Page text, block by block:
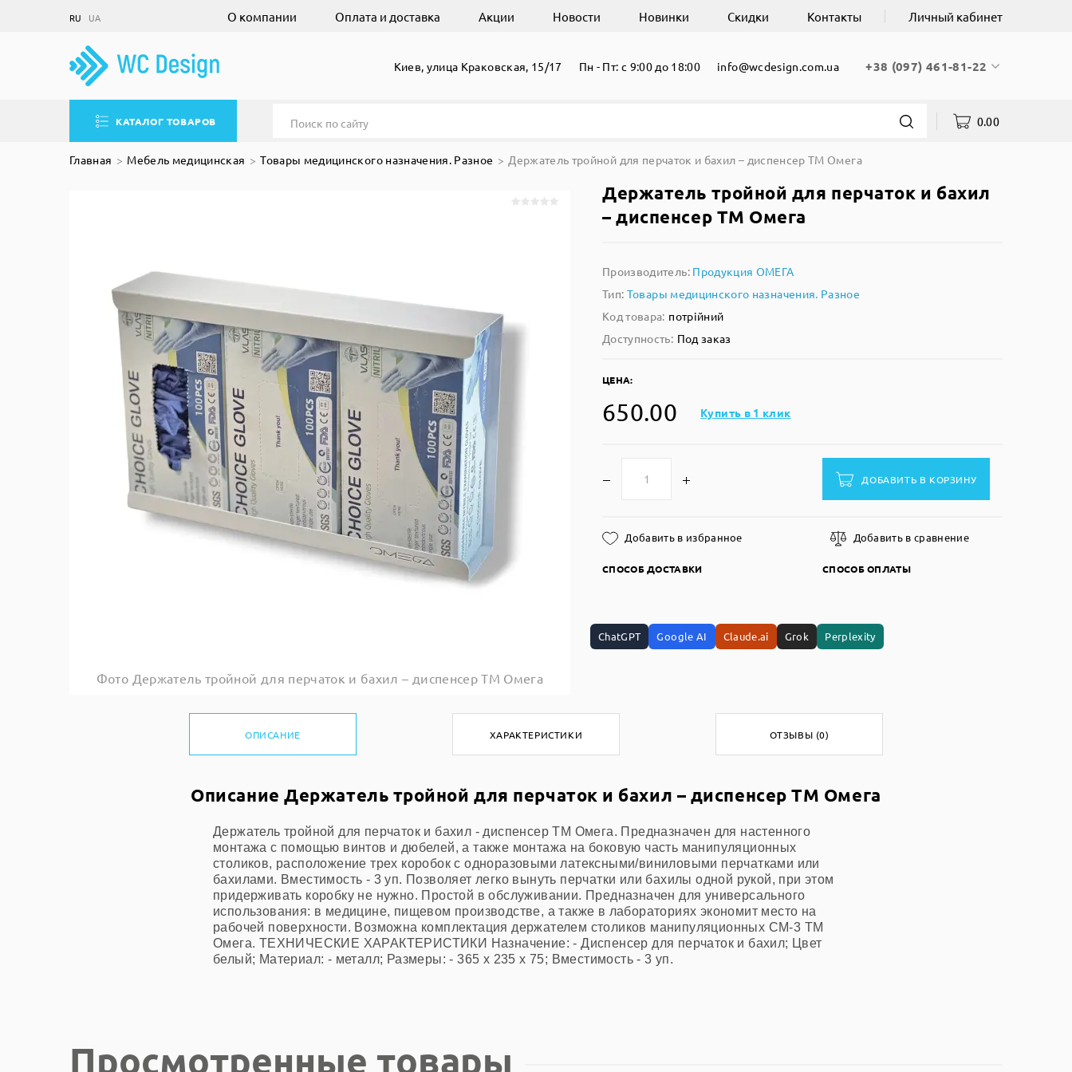
RU UA О компании Оплата и доставка Акции Новости Новинки Скидки Контакты Личный кабинет
Киев, улица Краковская, 15/17 Пн - Пт: с 9:00 до 18:00 info@wcdesign.com.ua +38 (097) 461-81-22
КАТАЛОГ ТОВАРОВ 0.00
Главная Мебель медицинская Товары медицинского назначения. Разное Держатель тройной для перчаток и бахил – диспенсер ТМ Омега
Фото Держатель тройной для перчаток и бахил – диспенсер ТМ Омега
Держатель тройной для перчаток и бахил
– диспенсер ТМ Омега
Производитель: Продукция ОМЕГА
Тип: Товары медицинского назначения. Разное
Код товара: потрійний
Доступность: Под заказ
ЦЕНА:
650.00 Купить в 1 клик
ДОБАВИТЬ В КОРЗИНУ
Добавить в избранное Добавить в сравнение
СПОСОБ ДОСТАВКИ СПОСОБ ОПЛАТЫ
ChatGPT Google AI Claude.ai Grok Perplexity
ОПИСАНИЕ ХАРАКТЕРИСТИКИ ОТЗЫВЫ (0)
Описание Держатель тройной для перчаток и бахил – диспенсер ТМ Омега
Держатель тройной для перчаток и бахил - диспенсер ТМ Омега. Предназначен для настенного
монтажа с помощью винтов и дюбелей, а также монтажа на боковую часть манипуляционных
столиков, расположение трех коробок с одноразовыми латексными/виниловыми перчатками или
бахилами. Вместимость - 3 уп. Позволяет легко вынуть перчатки или бахилы одной рукой, при этом
придерживать коробку не нужно. Простой в обслуживании. Предназначен для универсального
использования: в медицине, пищевом производстве, а также в лабораториях экономит место на
рабочей поверхности. Возможна комплектация держателем столиков манипуляционных СМ-3 ТМ
Омега. ТЕХНИЧЕСКИЕ ХАРАКТЕРИСТИКИ Назначение: - Диспенсер для перчаток и бахил; Цвет
белый; Материал: - металл; Размеры: - 365 х 235 х 75; Вместимость - 3 уп.
Просмотренные товары